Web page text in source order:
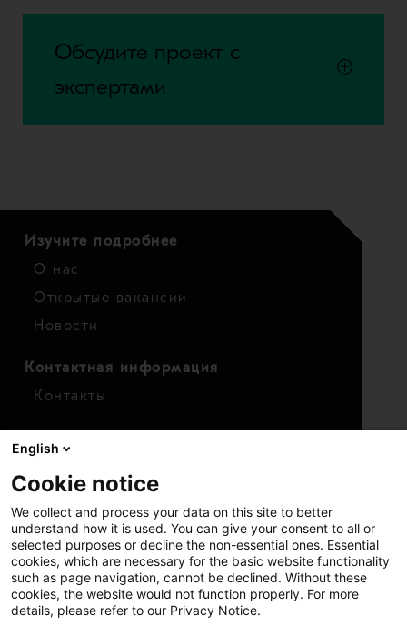
Обсудите проект с
экспертами
Изучите подробнее
О нас
Открытые вакансии
Новости
Контактная информация
Контакты
Финансовые показатели
Акции
English
Cookie notice
We collect and process your data on this site to better
understand how it is used. You can give your consent to all or
selected purposes or decline the non-essential ones. Essential
cookies, which are necessary for the basic website functionality
such as page navigation, cannot be declined. Without these
cookies, the website would not function properly. For more
details, please refer to our Privacy Notice.